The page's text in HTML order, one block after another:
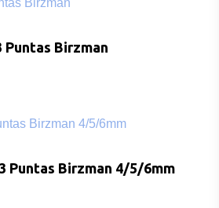
Puntas Birzman
Puntas Birzman 4/5/6mm